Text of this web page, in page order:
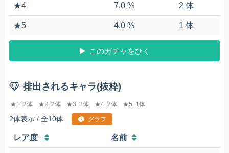
★4 7.0 % 2 体
★5 4.0 % 1 体
このガチャをひく
排出されるキャラ(抜粋)
★1: 2体 ★2: 2体 ★3: 3体 ★4: 2体 ★5: 1体
2体表示 / 全10体 グラフ
レア度 名前